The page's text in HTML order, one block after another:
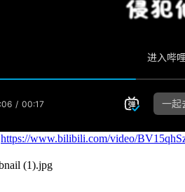
https://www.bilibili.com/video/